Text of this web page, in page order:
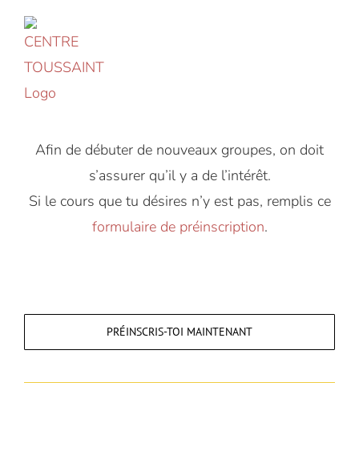
Accéder
contenu
Afin de débuter de nouveaux groupes, on doit
s’assurer qu’il y a de l’intérêt.
Si le cours que tu désires n’y est pas, remplis ce
formulaire de préinscription.
PRÉINSCRIS-TOI MAINTENANT